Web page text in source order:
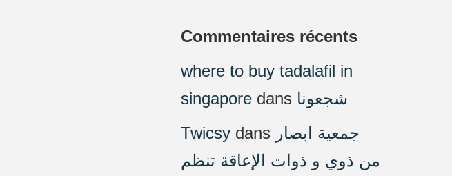
Commentaires récents
where to buy tadalafil in
singapore dans شجعونا
Twicsy dans جمعية ابصار
من ذوي و ذوات الإعاقة تنظم